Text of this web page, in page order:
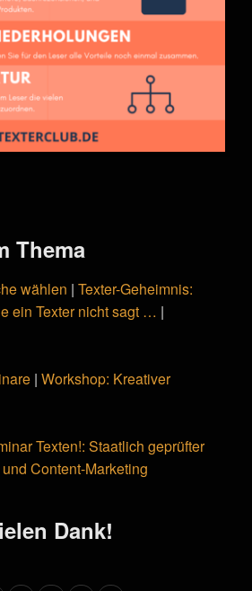
Thema
wählen | Texter-Geheimnis:
ein Texter nicht sagt … |
| Workshop: Kreativer
Texten!: Staatlich geprüfter
Content-Marketing
Dank!